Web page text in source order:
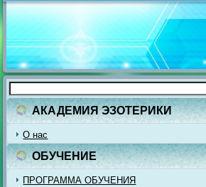
АКАДЕМИЯ ЭЗОТЕРИКИ
О нас
ОБУЧЕНИЕ
ПРОГРАММА ОБУЧЕНИЯ